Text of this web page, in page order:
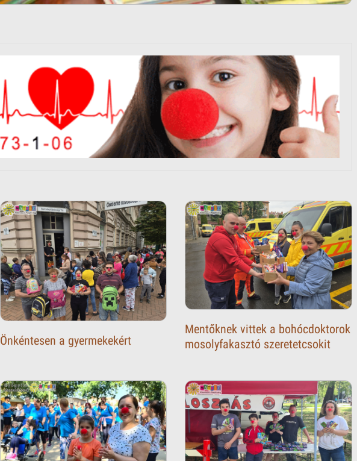
Önkéntesen a gyermekekért
Mentőknek vittek a bohócdoktorok
mosolyfakasztó szeretetcsokit